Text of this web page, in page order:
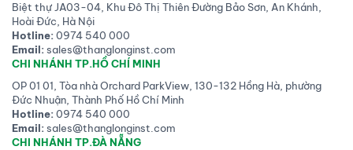
Biệt thự JA03-04, Khu Đô Thị Thiên Đường Bảo Sơn, An Khánh,
Hoài Đức, Hà Nội
Hotline:0974 540 000
Email:sales@thanglonginst.com
CHI NHÁNH TP.HỒ CHÍ MINH
OP 01 01, Tòa nhà Orchard ParkView, 130-132 Hồng Hà, phường
Đức Nhuận, Thành Phố Hồ Chí Minh
Hotline:0974 540 000
Email:sales@thanglonginst.com
CHI NHÁNH TP.ĐÀ NẴNG